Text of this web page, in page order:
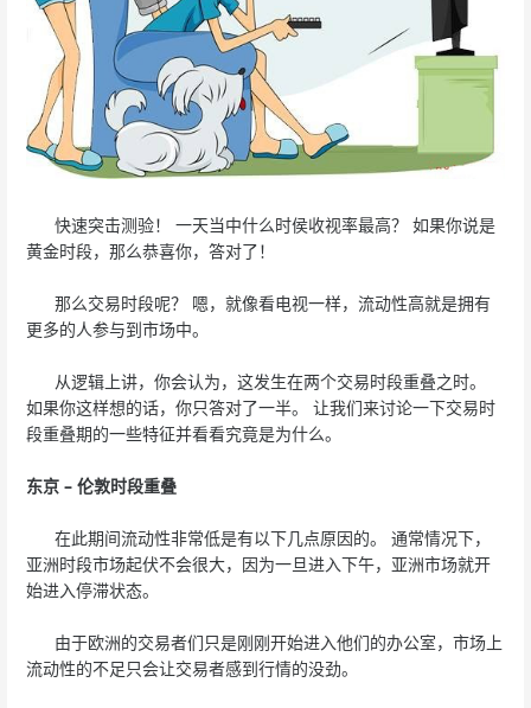
快速突击测验！ 一天当中什么时侯收视率最高？ 如果你说是
黄金时段，那么恭喜你，答对了！
那么交易时段呢？ 嗯，就像看电视一样，流动性高就是拥有
更多的人参与到市场中。
从逻辑上讲，你会认为，这发生在两个交易时段重叠之时。
如果你这样想的话，你只答对了一半。 让我们来讨论一下交易时
段重叠期的一些特征并看看究竟是为什么。
东京 – 伦敦时段重叠
在此期间流动性非常低是有以下几点原因的。 通常情况下，
亚洲时段市场起伏不会很大，因为一旦进入下午，亚洲市场就开
始进入停滞状态。
由于欧洲的交易者们只是刚刚开始进入他们的办公室，市场上
流动性的不足只会让交易者感到行情的没劲。